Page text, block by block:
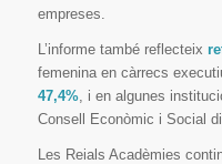
empreses.
L’informe també reflecteix
femenina en càrrecs
47,4%, i en algunes
Consell Econòmic i Social
Les Reials Acadèmies